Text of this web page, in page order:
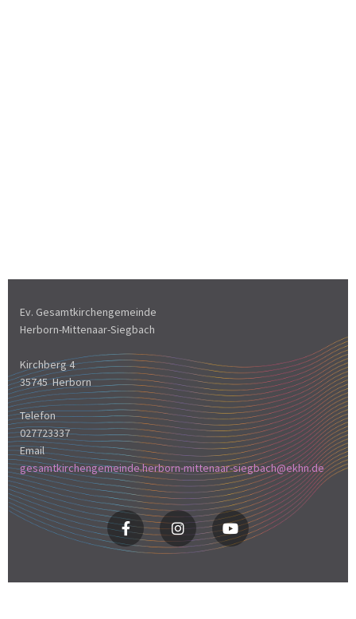
Ev. Gesamtkirchengemeinde
Herborn-Mittenaar-Siegbach
Kirchberg 4
35745 Herborn
Telefon
027723337
Email
gesamtkirchengemeinde.herborn-mittenaar-siegbach@ekhn.de